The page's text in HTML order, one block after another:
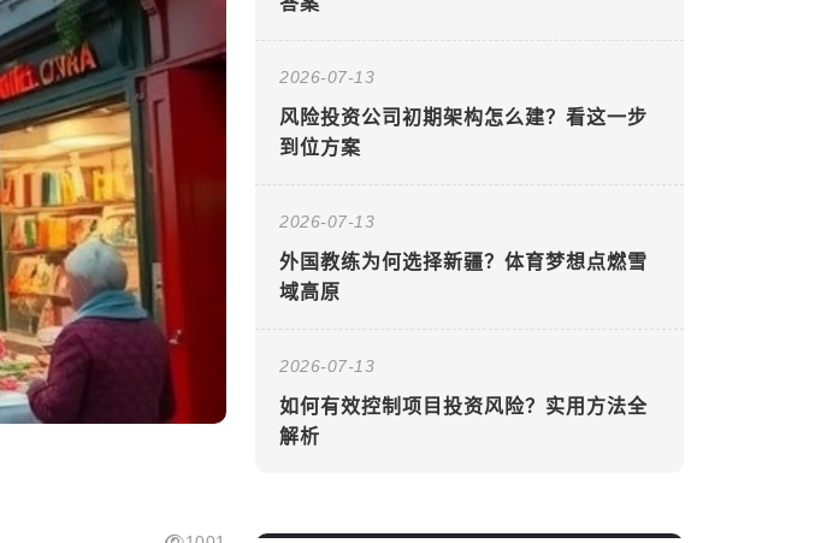
2026-07-13
风险投资公司初期架构怎么建？看这一步
到位方案
2026-07-13
外国教练为何选择新疆？体育梦想点燃雪
域高原
2026-07-13
如何有效控制项目投资风险？实用方法全
解析